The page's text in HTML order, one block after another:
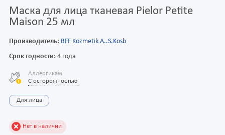
Маска для лица тканевая Pielor Petite
Maison 25 мл
Производитель: BFF Kozmetik A..S.Kosb
Срок годности: 4 года
Аллергикам
С осторожностью
Для лица
Нет в наличии